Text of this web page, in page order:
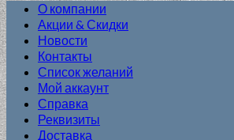
О компании
Акции & Скидки
Новости
Контакты
Список желаний
Мой аккаунт
Справка
Реквизиты
Доставка